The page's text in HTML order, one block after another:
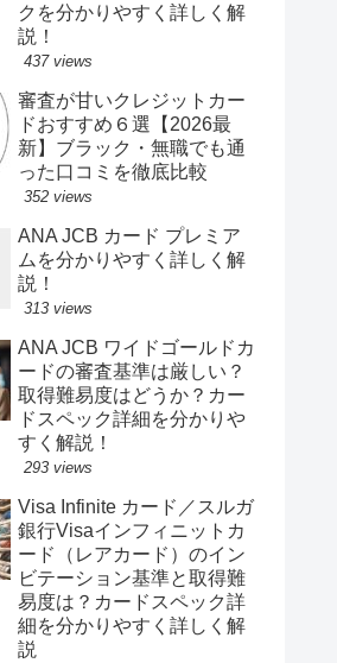
クを分かりやすく詳しく解
説！
437 views
審査が甘いクレジットカー
ドおすすめ６選【2026最
新】ブラック・無職でも通
った口コミを徹底比較
352 views
ANA JCB カード プレミア
ムを分かりやすく詳しく解
説！
313 views
ANA JCB ワイドゴールドカ
ードの審査基準は厳しい？
取得難易度はどうか？カー
ドスペック詳細を分かりや
すく解説！
293 views
Visa Infinite カード／スルガ
銀行Visaインフィニットカ
ード（レアカード）のイン
ビテーション基準と取得難
易度は？カードスペック詳
細を分かりやすく詳しく解
説